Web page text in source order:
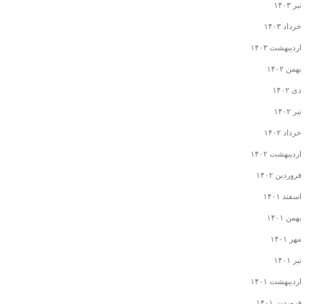
تیر ۱۴۰۳
خرداد ۱۴۰۳
اردیبهشت ۱۴۰۳
بهمن ۱۴۰۲
دی ۱۴۰۲
تیر ۱۴۰۲
خرداد ۱۴۰۲
اردیبهشت ۱۴۰۲
فروردین ۱۴۰۲
اسفند ۱۴۰۱
بهمن ۱۴۰۱
مهر ۱۴۰۱
تیر ۱۴۰۱
اردیبهشت ۱۴۰۱